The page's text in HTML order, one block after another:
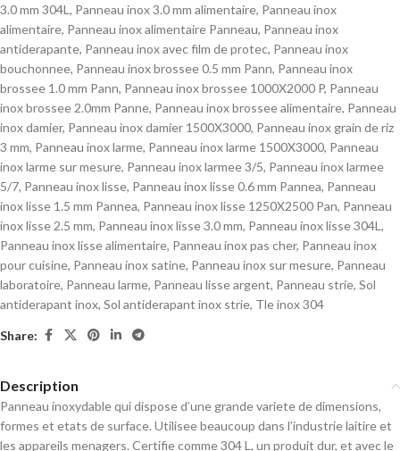
3.0 mm 304L , Panneau inox 3.0 mm alimentaire, Panneau inox
alimentaire, Panneau inox alimentaire Panneau, Panneau inox
antiderapante, Panneau inox avec film de protec, Panneau inox
bouchonnee, Panneau inox brossee 0.5 mm Pann, Panneau inox
brossee 1.0 mm Pann, Panneau inox brossee 1000X2000 P, Panneau
inox brossee 2.0mm Panne, Panneau inox brossee alimentaire, Panneau
inox damier, Panneau inox damier 1500X3000, Panneau inox grain de riz
3 mm, Panneau inox larme, Panneau inox larme 1500X3000, Panneau
inox larme sur mesure, Panneau inox larmee 3/5, Panneau inox larmee
5/7, Panneau inox lisse, Panneau inox lisse 0.6 mm Pannea, Panneau
inox lisse 1.5 mm Pannea, Panneau inox lisse 1250X2500 Pan, Panneau
inox lisse 2.5 mm, Panneau inox lisse 3.0 mm, Panneau inox lisse 304L ,
Panneau inox lisse alimentaire, Panneau inox pas cher, Panneau inox
pour cuisine, Panneau inox satine, Panneau inox sur mesure, Panneau
laboratoire, Panneau larme, Panneau lisse argent, Panneau strie, Sol
antiderapant inox, Sol antiderapant inox strie, Tle inox 304
Share:
Description
Panneau inoxydable qui dispose d’une grande variete de dimensions,
formes et etats de surface. Utilisee beaucoup dans l’industrie laitire et
les appareils menagers. Certifie comme 304 L, un produit dur, et avec le